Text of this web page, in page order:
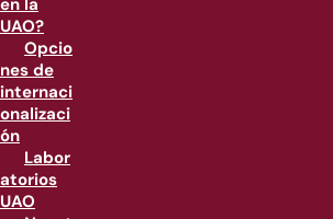
en la
UAO?
Opcio
nes de
internaci
onalizaci
ón
Labor
atorios
UAO